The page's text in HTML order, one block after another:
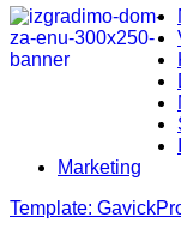
Marketing
Template: